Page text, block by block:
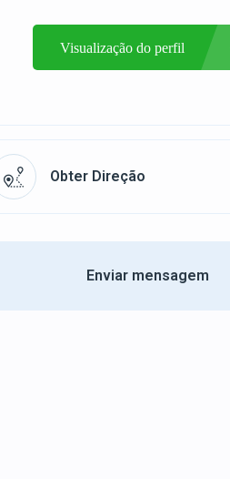
Visualização do perfil
Obter Direção
Enviar mensagem